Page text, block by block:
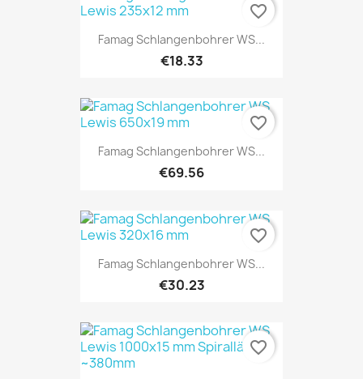
Famag Schlangenbohrer WS...
€18.33
favorite_border
Famag Schlangenbohrer WS...
€69.56
favorite_border
Famag Schlangenbohrer WS...
€30.23
favorite_border
favorite_border